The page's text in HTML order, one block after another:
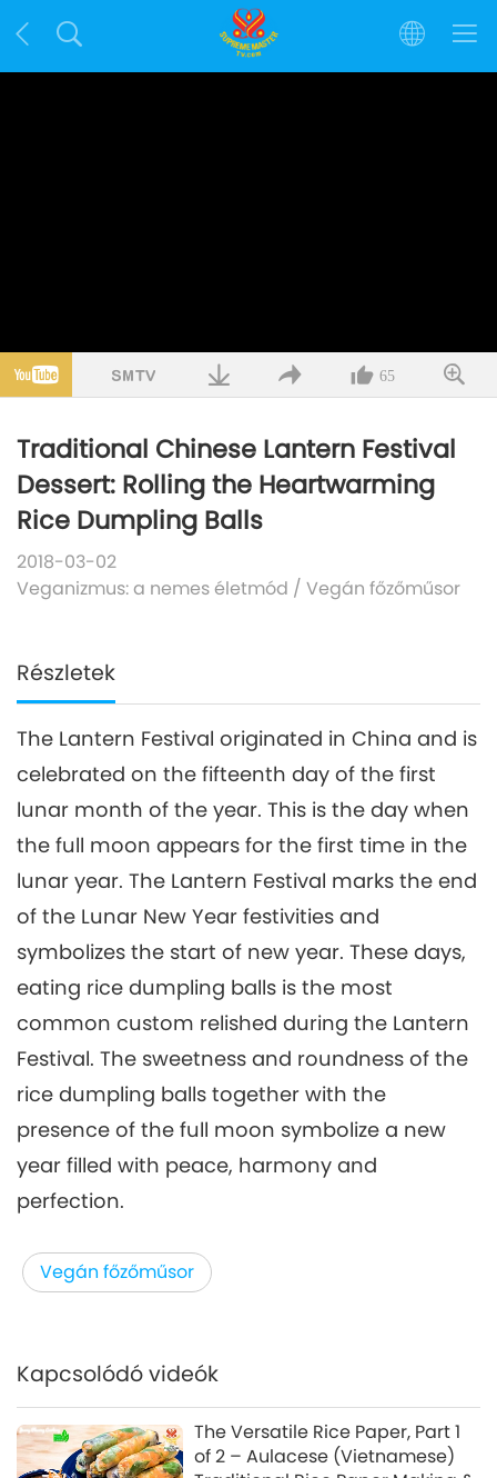
65
Traditional Chinese Lantern Festival
Dessert: Rolling the Heartwarming
Rice Dumpling Balls
2018-03-02
Veganizmus: a nemes életmód / Vegán főzőműsor
Részletek
The Lantern Festival originated in China and is
celebrated on the fifteenth day of the first
lunar month of the year. This is the day when
the full moon appears for the first time in the
lunar year. The Lantern Festival marks the end
of the Lunar New Year festivities and
symbolizes the start of new year. These days,
eating rice dumpling balls is the most
common custom relished during the Lantern
Festival. The sweetness and roundness of the
rice dumpling balls together with the
presence of the full moon symbolize a new
year filled with peace, harmony and
perfection.
Vegán főzőműsor
Kapcsolódó videók
The Versatile Rice Paper, Part 1
of 2 – Aulacese (Vietnamese)